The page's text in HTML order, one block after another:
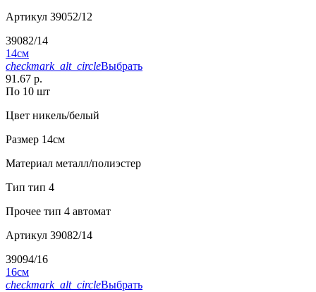
Артикул 39052/12
39082/14
14см
checkmark_alt_circleВыбрать
91.67 р.
По 10 шт
Цвет никель/белый
Размер 14см
Материал металл/полиэстер
Тип тип 4
Прочее тип 4 автомат
Артикул 39082/14
39094/16
16см
checkmark_alt_circleВыбрать